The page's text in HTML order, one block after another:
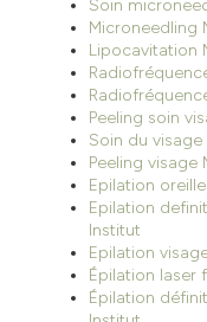
Soin
Microneedling
Lipocavitation
Peeling soin
Soin du
Peeling
Epilation
Epilation
Institut
Epilation
Épilation laser
Épilation